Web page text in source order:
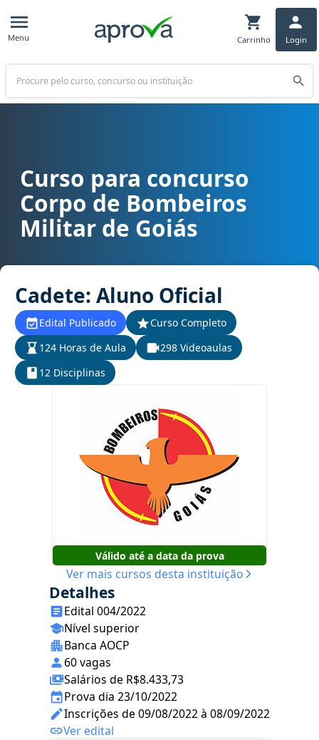
Menu Carrinho Login
Buscar
Curso para concurso CBM GO - Corpo de Bombeiros Militar de
Curso para concurso
Corpo de Bombeiros
Militar de Goiás
Cadete: Aluno Oficial
Edital Publicado
Curso Completo
124 Horas de Aula
298 Videoaulas
12 Disciplinas
Válido até a data da prova
Ver mais cursos desta instituição
Detalhes
Edital 004/2022
Nível superior
Banca AOCP
60 vagas
Salários de R$8.433,73
Prova dia 23/10/2022
Inscrições de 09/08/2022 à 08/09/2022
Ver edital